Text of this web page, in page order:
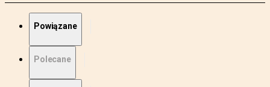
Powiązane
Polecane